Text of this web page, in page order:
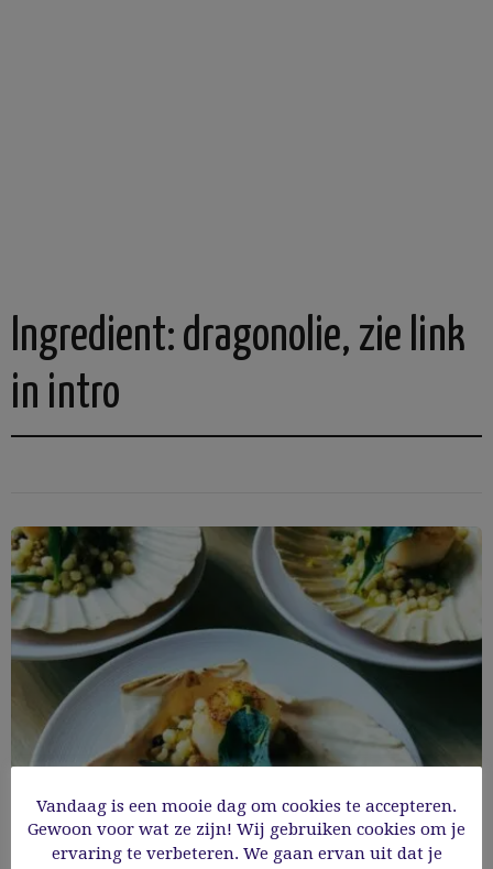
Ingredient: dragonolie, zie link
in intro
Vandaag is een mooie dag om cookies te accepteren.
Gewoon voor wat ze zijn! Wij gebruiken cookies om je
ervaring te verbeteren. We gaan ervan uit dat je